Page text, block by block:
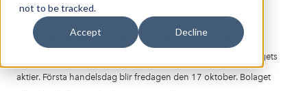
not to be tracked.
Accept Decline
White Pebbles AB har i dag, den 14 oktober 2025, fått
godkännande av Spotlight Stock Market för notering av bolagets
aktier. Första handelsdag blir fredagen den 17 oktober. Bolaget